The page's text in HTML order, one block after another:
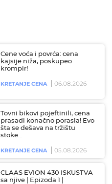
Cene voća i povrća: cena
kajsije niža, poskupeo
krompir!
KRETANJE CENA 06.08.2026
Tovni bikovi pojeftinili, cena
prasadi konačno porasla! Evo
šta se dešava na tržištu
stoke…
KRETANJE CENA 05.08.2026
CLAAS EVION 430 ISKUSTVA
sa njive | Epizoda 1 |